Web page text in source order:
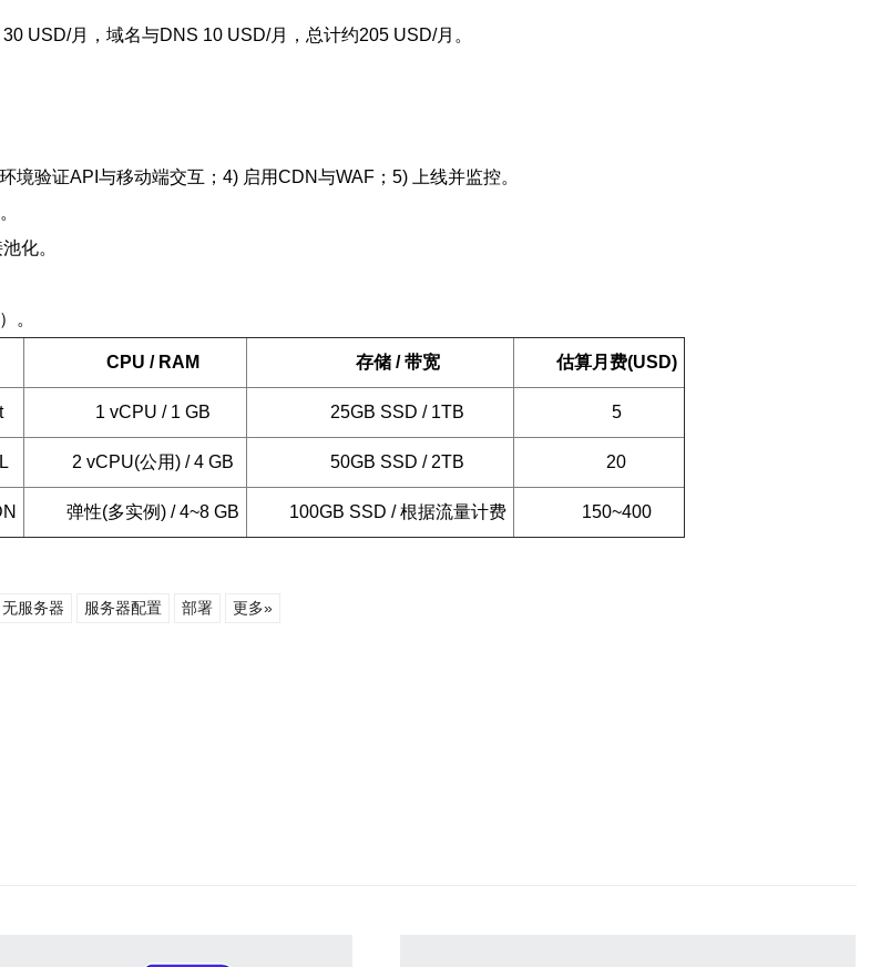
USD/月，域名与DNS 10 USD/月，总计约205 USD/月。
验证API与移动端交互；4) 启用CDN与WAF；5) 上线并监控。
化。
。
CPU / RAM 存储 / 带宽 估算月费(USD)
1 vCPU / 1 GB 25GB SSD / 1TB 5
2 vCPU(公用) / 4 GB 50GB SSD / 2TB 20
弹性(多实例) / 4~8 GB 100GB SSD / 根据流量计费 150~400
无服务器 服务器配置 部署 更多»